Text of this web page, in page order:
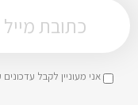
אני מעוניין לקבל